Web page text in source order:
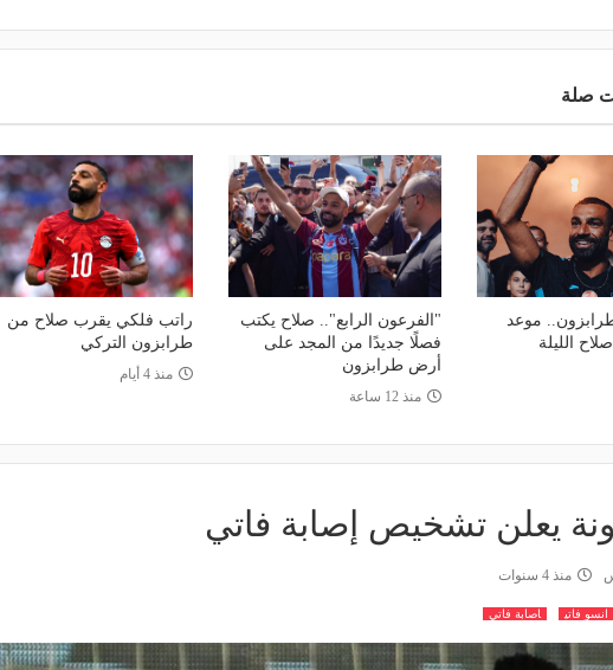
صلة
موعد
الليلة
"الفرعون الرابع".. صلاح يكتب
فصلًا جديدًا من المجد على
أرض طرابزون
منذ 12 ساعة
راتب فلكي يقرب صلاح من
طرابزون التركي
منذ 4 أيام
يعلن تشخيص إصابة فاتي
منذ 4 سنوات
انسو فاتي اصابة فاتي